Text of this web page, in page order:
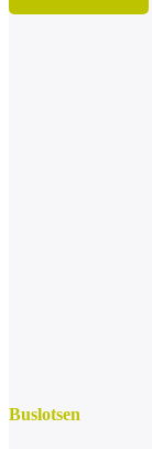
Buslotsen